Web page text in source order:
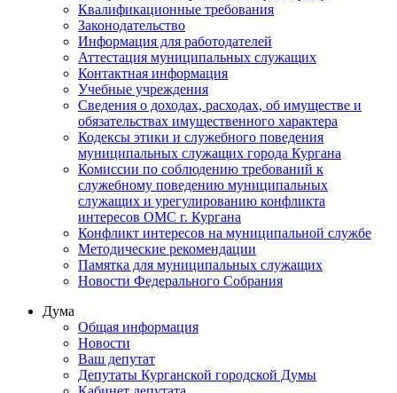
Квалификационные требования
Законодательство
Информация для работодателей
Аттестация муниципальных служащих
Контактная информация
Учебные учреждения
Сведения о доходах, расходах, об имуществе и
обязательствах имущественного характера
Кодексы этики и служебного поведения
муниципальных служащих города Кургана
Комиссии по соблюдению требований к
служебному поведению муниципальных
служащих и урегулированию конфликта
интересов ОМС г. Кургана
Конфликт интересов на муниципальной службе
Методические рекомендации
Памятка для муниципальных служащих
Новости Федерального Cобрания
Дума
Общая информация
Новости
Ваш депутат
Депутаты Курганской городской Думы